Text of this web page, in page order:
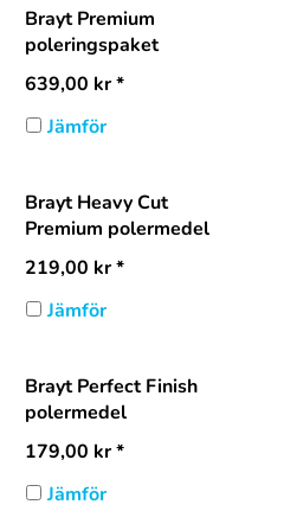
Brayt Premium
poleringspaket
639,00 kr*
Jämför
Brayt Heavy Cut
Premium polermedel
219,00 kr*
Jämför
Brayt Perfect Finish
polermedel
179,00 kr*
Jämför